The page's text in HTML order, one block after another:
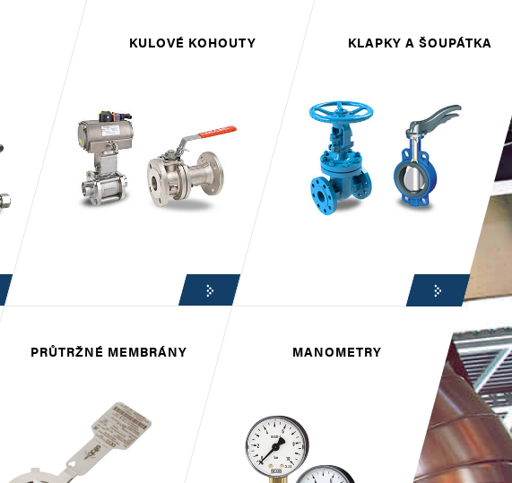
KULOVÉ KOHOUTY KLAPKY A ŠOUPÁTKA
PRŮTRŽNÉ MEMBRÁNY MANOMETRY